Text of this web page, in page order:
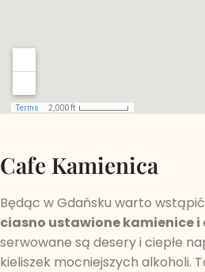
Cafe Kamienica
Będąc w Gdańsku warto
ciasno ustawione kamienice
serwowane są desery i ciepłe
kieliszek mocniejszych alkoholi.